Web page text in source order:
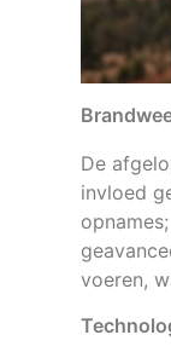
De
invloed
voeren,